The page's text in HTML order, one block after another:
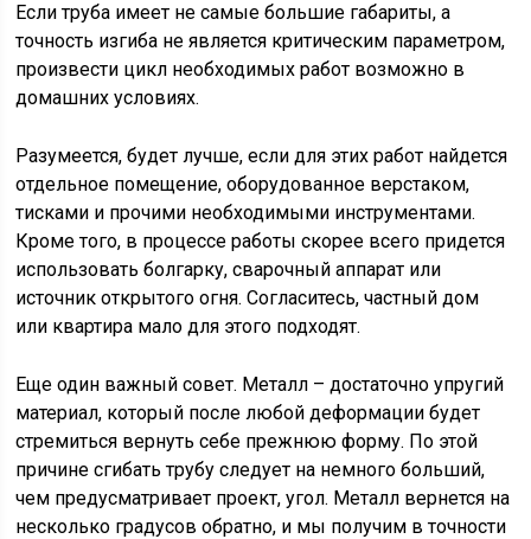
Если труба имеет не самые большие габариты, а
точность изгиба не является критическим параметром,
произвести цикл необходимых работ возможно в
домашних условиях.
Разумеется, будет лучше, если для этих работ найдется
отдельное помещение, оборудованное верстаком,
тисками и прочими необходимыми инструментами.
Кроме того, в процессе работы скорее всего придется
использовать болгарку, сварочный аппарат или
источник открытого огня. Согласитесь, частный дом
или квартира мало для этого подходят.
Еще один важный совет. Металл – достаточно упругий
материал, который после любой деформации будет
стремиться вернуть себе прежнюю форму. По этой
причине сгибать трубу следует на немного больший,
чем предусматривает проект, угол. Металл вернется на
несколько градусов обратно, и мы получим в точности